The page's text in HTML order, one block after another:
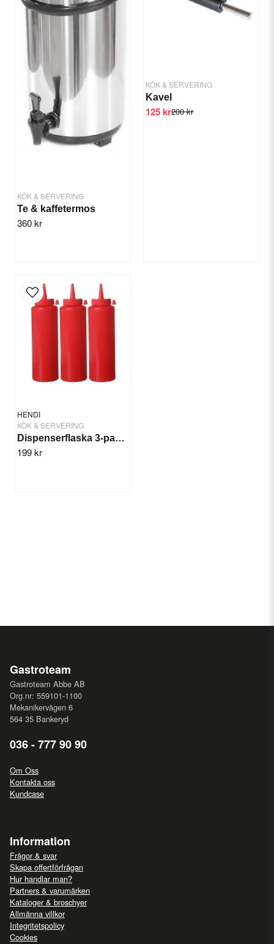
KÖK & SERVERING
Te & kaffetermos
360 kr
KÖK & SERVERING
Kavel
200 kr
125 kr
HENDI
KÖK & SERVERING
Dispenserflaska 3-pack Röd, Krydda/sås
199 kr
Ja, ni får publicera min fråga
Skicka fråga
Gastroteam
Gastroteam Abbe AB
Org.nr: 559101-1100
Mekanikervägen 6
564 35 Bankeryd
036 - 777 90 90
Om Oss
Kontakta oss
Kundcase
Information
Frågor & svar
Skapa offertförfrågan
Hur handlar man?
Partners & varumärken
Kataloger & broschyer
Allmänna villkor
Integritetspolicy
Cookies